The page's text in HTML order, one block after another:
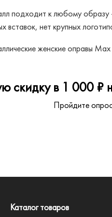
подходит к любому образу
вставок, нет крупных
женские оправы
скидку в 1 000 ₽
Пройдите
Каталог товаров